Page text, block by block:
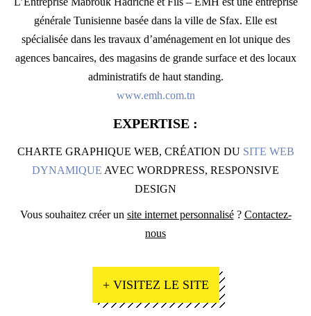
générale Tunisienne basée dans la ville de Sfax. Elle est
spécialisée dans les travaux d’aménagement en lot unique des
agences bancaires, des magasins de grande surface et des locaux
administratifs de haut standing.
www.emh.com.tn
EXPERTISE :
CHARTE GRAPHIQUE WEB, CRÉATION DU SITE WEB
DYNAMIQUE AVEC WORDPRESS, RESPONSIVE
DESIGN
Vous souhaitez créer un site internet personnalisé? Contactez-
nous
+ VISITEZ LE SITE